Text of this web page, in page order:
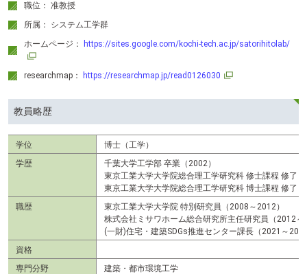
職位： 准教授
所属： システム工学群
ホームページ：
https://sites.google.com/kochi-tech.ac.jp/satorihitolab/
researchmap： https://researchmap.jp/read0126030
教員略歴
学位
博士（工学）
学歴
千葉大学工学部 卒業（2002）
東京工業大学大学院総合理工学研究科 修士課程 修了
東京工業大学大学院総合理工学研究科 博士課程 修了
職歴
東京工業大学大学院 特別研究員（2008～2012）
株式会社ミサワホーム総合研究所主任研究員（2012～
(一財)住宅・建築SDGs推進センター課長（2021～
資格
専門分野
建築・都市環境工学